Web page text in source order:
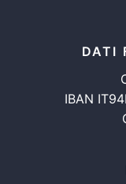
DATI
IBAN